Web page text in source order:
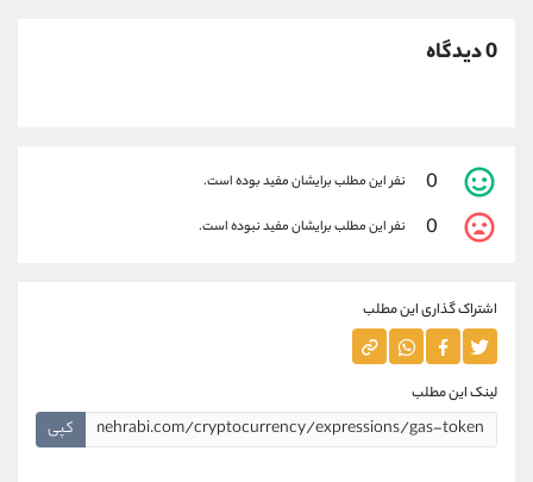
0 دیدگاه
0 نفر این مطلب برایشان مفید بوده است.
0 نفر این مطلب برایشان مفید نبوده است.
اشتراک گذاری این مطلب
لینک این مطلب
کپی